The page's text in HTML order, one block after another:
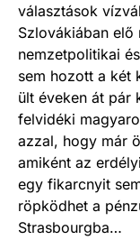
választások
Szlovákiában elő
nemzetpolitikai
sem hozott a két
ült éveken át pár
felvidéki
azzal, hogy már
amiként az
egy fikarcnyit
röpködhet a
Strasbourgba…